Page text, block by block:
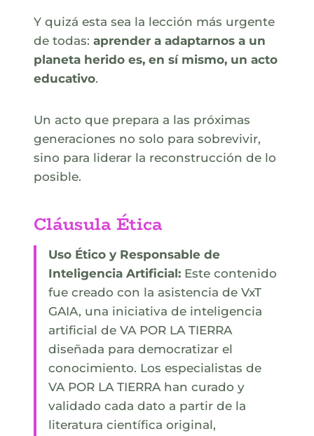
Y quizá esta sea la lección más urgente
de todas: aprender a adaptarnos a un
planeta herido es, en sí mismo, un acto
educativo.
Un acto que prepara a las próximas
generaciones no solo para sobrevivir,
sino para liderar la reconstrucción de lo
posible.
Cláusula Ética
Uso Ético y Responsable de
Inteligencia Artificial: Este contenido
fue creado con la asistencia de VxT
GAIA, una iniciativa de inteligencia
artificial de VA POR LA TIERRA
diseñada para democratizar el
conocimiento. Los especialistas de
VA POR LA TIERRA han curado y
validado cada dato a partir de la
literatura científica original,